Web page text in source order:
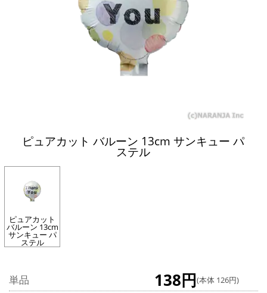
ピュアカット バルーン 13cm サンキュー パ
ステル
ピュアカット
バルーン 13cm
サンキュー パ
ステル
単品 138円(本体 126円)